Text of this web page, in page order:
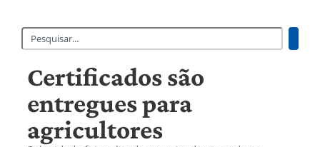
Certificados são
entregues para
agricultores